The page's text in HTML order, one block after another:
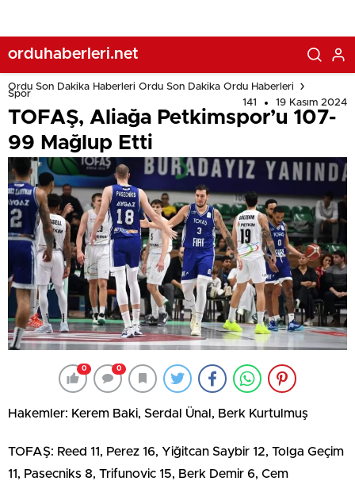
orduhaberleri.net
Ordu Son Dakika Haberleri Ordu Son Dakika Ordu Haberleri
Spor
141
19 Kasım 2024
TOFAŞ, Aliağa Petkimspor’u 107-
99 Mağlup Etti
0 0
Hakemler: Kerem Baki, Serdal Ünal, Berk Kurtulmuş
TOFAŞ: Reed 11, Perez 16, Yiğitcan Saybir 12, Tolga Geçim
11, Pasecniks 8, Trifunovic 15, Berk Demir 6, Cem